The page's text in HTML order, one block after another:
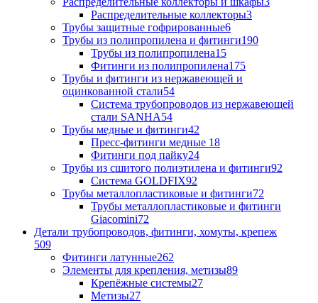
Распределительные коллекторы3
Трубы защитные гофрированные6
Трубы из полипропилена и фитинги190
Трубы из полипропилена15
Фитинги из полипропилена175
Трубы и фитинги из нержавеющей и
оцинкованной стали54
Система трубопроводов из нержавеющей
стали SANHA54
Трубы медные и фитинги42
Пресс-фитинги медные 18
Фитинги под пайку24
Трубы из сшитого полиэтилена и фитинги92
Система GOLDFIX92
Трубы металлопластиковые и фитинги72
Трубы металлопластиковые и фитинги
Giacomini72
Детали трубопроводов, фитинги, хомуты, крепеж
509
Фитинги латунные262
Элементы для крепления, метизы89
Крепёжные системы27
Метизы27